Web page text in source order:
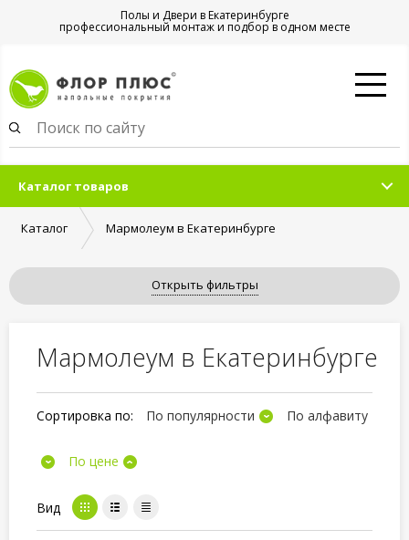
Полы и Двери в Екатеринбурге
профессиональный монтаж и подбор в одном месте
Каталог товаров
Каталог Мармолеум в Екатеринбурге
Открыть фильтры
Мармолеум в Екатеринбурге
Сортировка по: По популярности По алфавиту
По цене
Вид